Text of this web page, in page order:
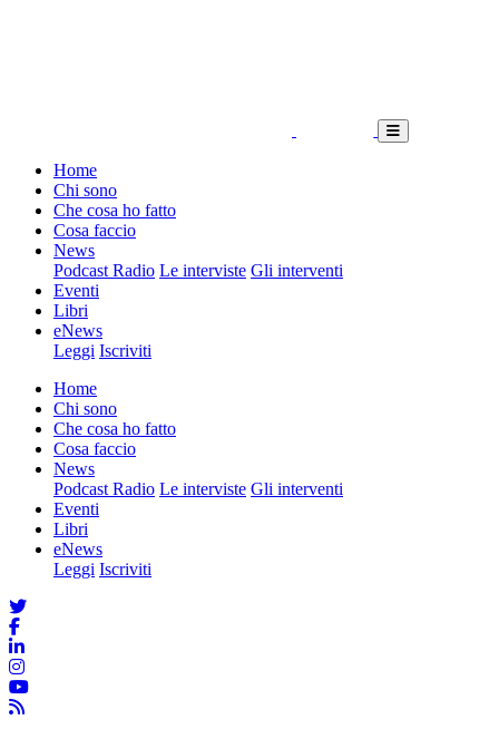
Home
Chi sono
Che cosa ho fatto
Cosa faccio
News
Podcast Radio Le interviste Gli interventi
Eventi
Libri
eNews
Leggi Iscriviti
Home
Chi sono
Che cosa ho fatto
Cosa faccio
News
Podcast Radio Le interviste Gli interventi
Eventi
Libri
eNews
Leggi Iscriviti